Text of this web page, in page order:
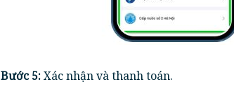
Bước 5:Xác nhận và thanh toán.